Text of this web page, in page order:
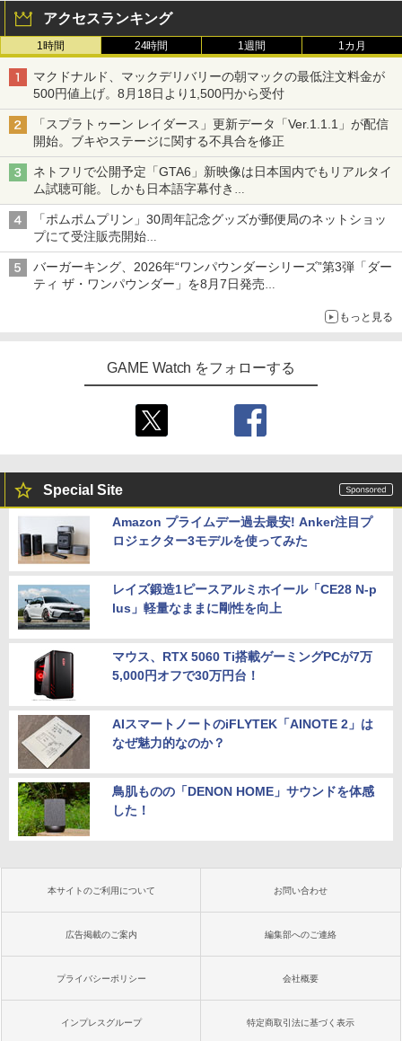
アクセスランキング
1時間 24時間 1週間 1カ月
マクドナルド、マックデリバリーの朝マックの最低注文料金が
500円値上げ。8月18日より1,500円から受付
「スプラトゥーン レイダース」更新データ「Ver.1.1.1」が配信
開始。ブキやステージに関する不具合を修正
ネトフリで公開予定「GTA6」新映像は日本国内でもリアルタイ
ム試聴可能。しかも日本語字幕付き
Netflixから公式回答あり
「ポムポムプリン」30周年記念グッズが郵便局のネットショッ
プにて受注販売開始
「おもちもちもちクッション」など今年だけの限定商品が登場
バーガーキング、2026年“ワンパウンダーシリーズ”第3弾「ダー
ティ ザ・ワンパウンダー」を8月7日発売
もっと見る
GAME Watch をフォローする
Special Site
Amazon プライムデー過去最安! Anker注目プ
ロジェクター3モデルを使ってみた
レイズ鍛造1ピースアルミホイール「CE28 N-p
lus」軽量なままに剛性を向上
マウス、RTX 5060 Ti搭載ゲーミングPCが7万
5,000円オフで30万円台！
AIスマートノートのiFLYTEK「AINOTE 2」は
なぜ魅力的なのか？
鳥肌ものの「DENON HOME」サウンドを体感
した！
本サイトのご利用について お問い合わせ
広告掲載のご案内 編集部へのご連絡
プライバシーポリシー 会社概要
インプレスグループ 特定商取引法に基づく表示